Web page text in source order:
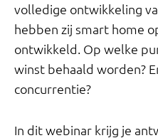
volledige ontwikkeling
hebben zij smart home
ontwikkeld. Op welke
winst behaald worden?
concurrentie?
In dit webinar krijg je